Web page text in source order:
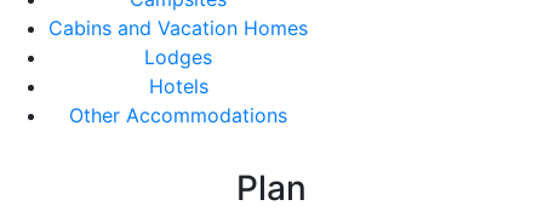
Cabins and Vacation Homes
Lodges
Hotels
Other Accommodations
Plan